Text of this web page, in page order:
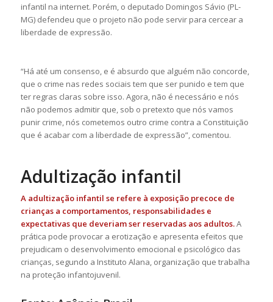
infantil na internet. Porém, o deputado Domingos Sávio (PL-
MG) defendeu que o projeto não pode servir para cercear a
liberdade de expressão.
“Há até um consenso, e é absurdo que alguém não concorde,
que o crime nas redes sociais tem que ser punido e tem que
ter regras claras sobre isso. Agora, não é necessário e nós
não podemos admitir que, sob o pretexto que nós vamos
punir crime, nós cometemos outro crime contra a Constituição
que é acabar com a liberdade de expressão”, comentou.
Adultização infantil
A adultização infantil se refere à exposição precoce de
crianças a comportamentos, responsabilidades e
expectativas que deveriam ser reservadas aos adultos.A
prática pode provocar a erotização e apresenta efeitos que
prejudicam o desenvolvimento emocional e psicológico das
crianças, segundo a Instituto Alana, organização que trabalha
na proteção infantojuvenil.